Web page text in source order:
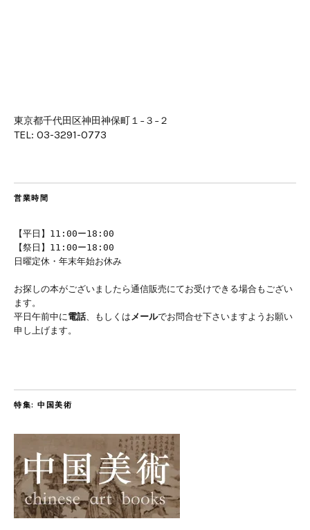
東京都千代田区神田神保町１−３−２
TEL: 03-3291-0773
営業時間
【平日】11:00ー18:00
【祭日】11:00ー18:00
日曜定休・年末年始お休み
お探しの本がございましたら通信販売にてお受けできる場合もござい
ます。
平日午前中に 電話 、もしくは メールでお問合せ下さいますようお願い
申し上げます。
特集: 中国美術